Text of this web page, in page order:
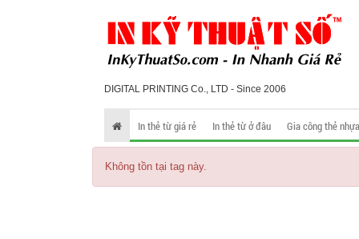
DIGITAL PRINTING Co., LTD - Since 2006
In thẻ từ giá rẻ In thẻ từ ở đâu Gia công thẻ nhựa
Không tồn tại tag này.